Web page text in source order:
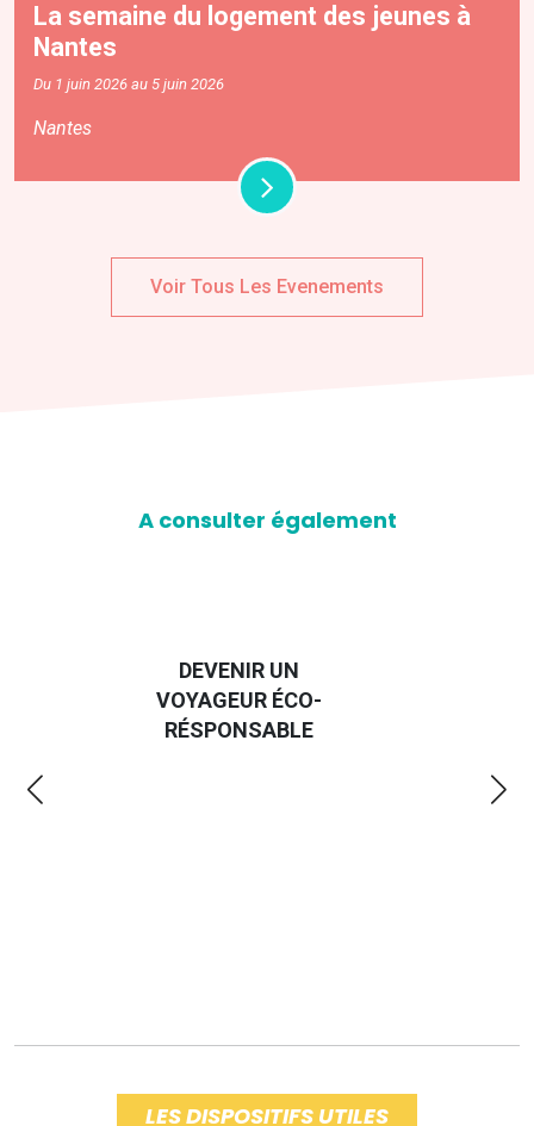
La semaine du logement des jeunes à
Nantes
Du 1 juin 2026 au 5 juin 2026
Nantes
Voir Tous Les Evenements
A consulter également
DEVENIR UN
VOYAGEUR ÉCO-
RÉSPONSABLE
LES DISPOSITIFS UTILES